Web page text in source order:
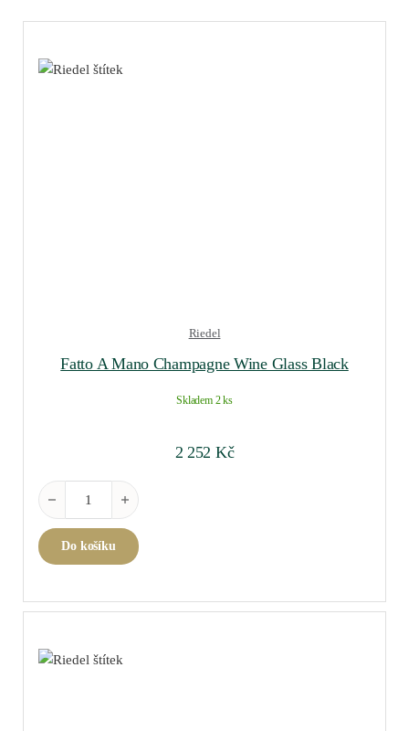
Riedel
Fatto A Mano Champagne Wine Glass Black
Skladem 2 ks
2 252 Kč
Fatto A Mano Champagne Wine Glass Black množství
Do košíku